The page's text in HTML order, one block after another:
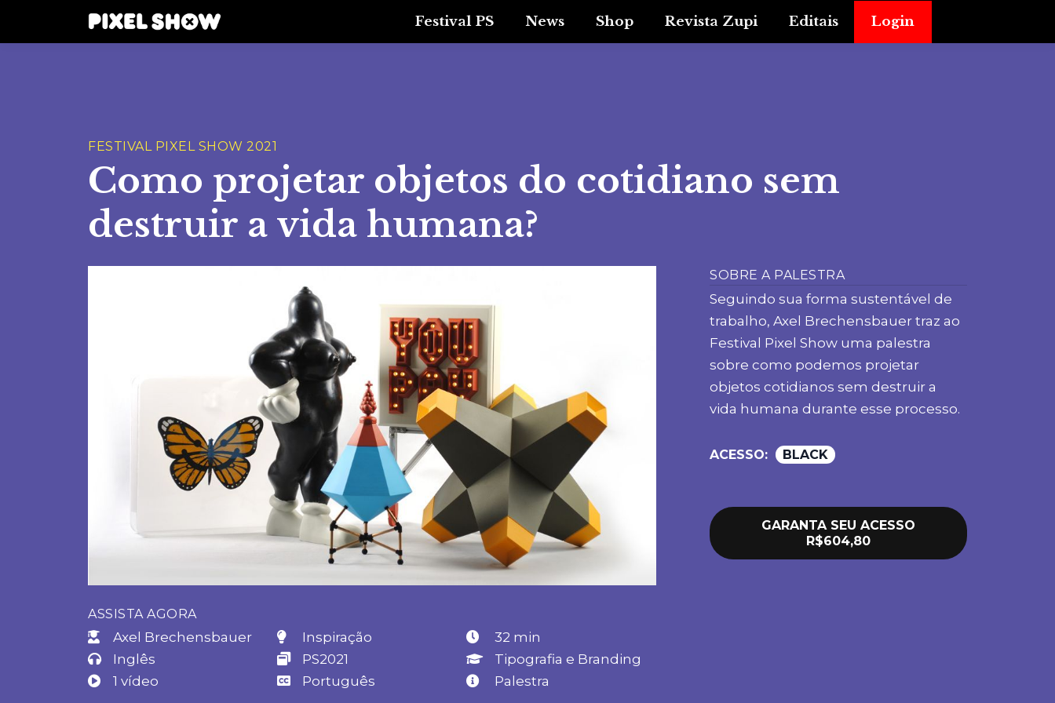
Festival PS News Shop Revista Zupi Editais Login
FESTIVAL PIXEL SHOW 2021
Como projetar objetos do cotidiano sem
destruir a vida humana?
ASSISTA AGORA
Axel Brechensbauer Inspiração
32 min
Inglês
PS2021
Tipografia e Branding
1 vídeo
Português Palestra
SOBRE A PALESTRA
Seguindo sua forma sustentável de
trabalho, Axel Brechensbauer traz ao
Festival Pixel Show uma palestra
sobre como podemos projetar
objetos cotidianos sem destruir a
vida humana durante esse processo.
ACESSO: BLACK
GARANTA SEU ACESSO
R$604,80